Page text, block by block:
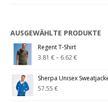
AUSGEWÄHLTE PRODUKTE
Regent T-Shirt
3.81€– 6.62€
Sherpa Unisex
57.55€